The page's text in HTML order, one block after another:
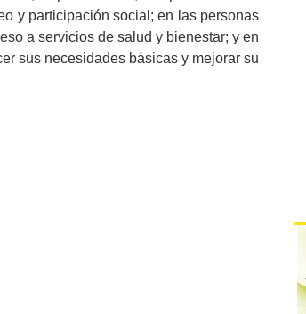
y participación social; en las personas
a servicios de salud y bienestar; y en
sus necesidades básicas y mejorar su